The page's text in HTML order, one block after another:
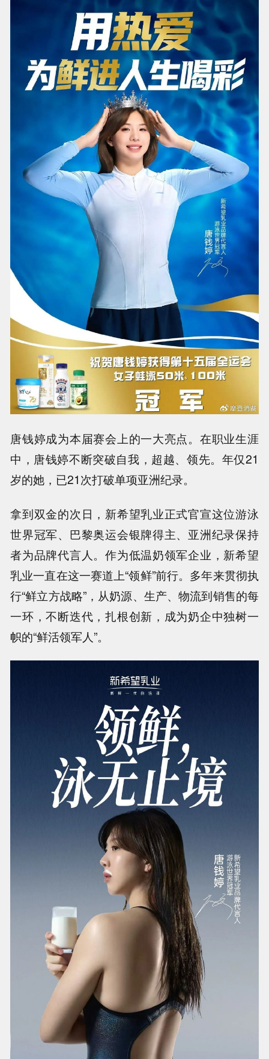
唐钱婷成为本届赛会上的一大亮点。 在职业生涯
中，唐钱婷不断突破自我，超越、领先。年仅21
岁的她，已21次打破单项亚洲纪录。
拿到双金的次日，新希望乳业正式官宣这位游泳
世界冠军、巴黎奥运会银牌得主、亚洲纪录保持
者为品牌代言人。作为低温奶领军企业，新希望
乳业一直在这一赛道上“领鲜”前行。多年来贯彻执
行“鲜立方战略”，从奶源、生产、物流到销售的每
一环，不断迭代，扎根创新，成为奶企中独树一
帜的“鲜活领军人”。